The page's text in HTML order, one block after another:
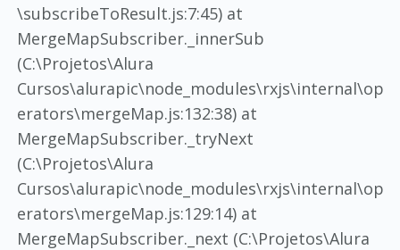
\subscribeToResult.js:7:45) at
MergeMapSubscriber._innerSub
(C:\Projetos\Alura
Cursos\alurapic\node_modules\rxjs\internal\op
erators\mergeMap.js:132:38) at
MergeMapSubscriber._tryNext
(C:\Projetos\Alura
Cursos\alurapic\node_modules\rxjs\internal\op
erators\mergeMap.js:129:14) at
MergeMapSubscriber._next (C:\Projetos\Alura